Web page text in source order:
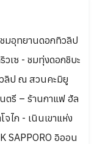
ชมอุทยานดอกทิวลิป
เซ - ชมทุ่งดอกชิบะ
ลิป ณ สวนคะมิยู
ตรี – ร้านกาแฟ ฮัล
ไก - เนินเขาแห่ง
SAPPORO อิออน